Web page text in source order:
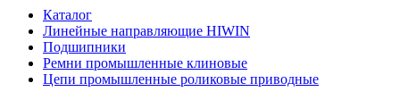
Каталог
Линейные направляющие HIWIN
Подшипники
Ремни промышленные клиновые
Цепи промышленные роликовые приводные